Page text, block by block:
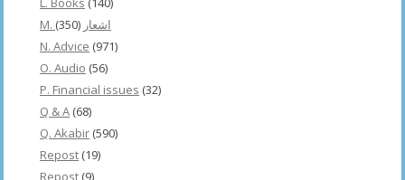
M. اشعار (350)
N. Advice (971)
O. Audio (56)
P. Financial issues (32)
Q & A (68)
Q. Akabir (590)
Repost (19)
Repost (9)